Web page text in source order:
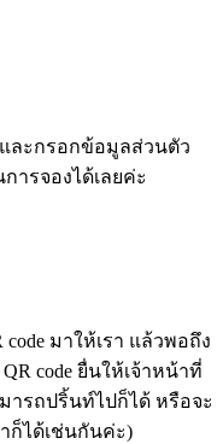
ละกรอกข้อมูลส่วนตัว
ารจองได้เลยค่ะ
code มาให้เรา แล้วพอถึง
code ยื่นให้เจ้าหน้าที่
มารถปริ้นท์ไปก็ได้ หรือจะ
ก็ได้เช่นกันค่ะ)